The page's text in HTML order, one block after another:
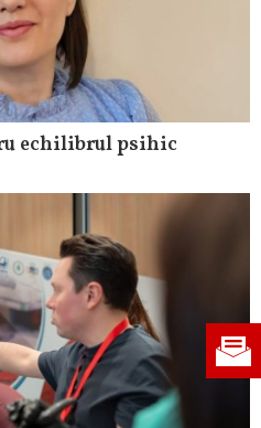
echilibrul psihic